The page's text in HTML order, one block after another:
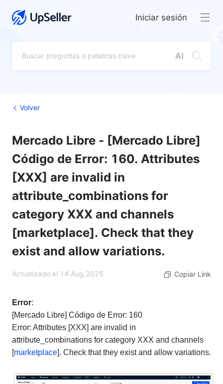
Iniciar sesión
Volver
Mercado Libre - [Mercado Libre]
Código de Error: 160. Attributes
[XXX] are invalid in
attribute_combinations for
category XXX and channels
[marketplace]. Check that they
exist and allow variations.
Actualizado el 14 Aug,2025 Copiar Link
Error:
[Mercado Libre] Código de Error: 160
Error: Attributes [XXX] are invalid in
attribute_combinations for category XXX and channels
[marketplace]. Check that they exist and allow variations.